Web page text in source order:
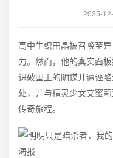
2025-
高中生织田晶被召唤至
力。然而，他的真实面
识破国王的阴谋并遭诬
处，并与精灵少女艾蜜
传奇旅程。